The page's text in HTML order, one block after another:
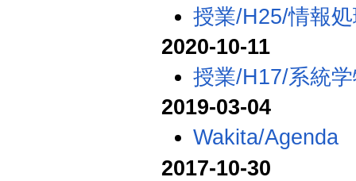
授業/H25/情報
2020-10-11
授業/H17/系統
2019-03-04
Wakita/Agenda
2017-10-30